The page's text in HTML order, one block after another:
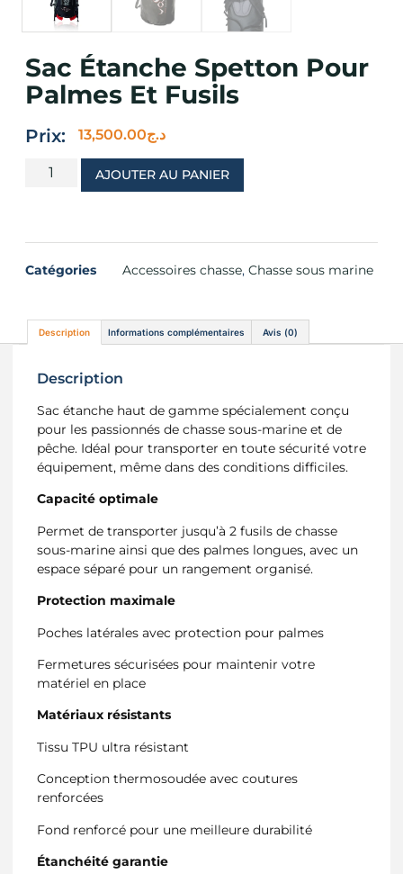
Sac Étanche Spetton Pour
Palmes Et Fusils
Prix: د.ج13,500.00
AJOUTER AU PANIER
Catégories Accessoires chasse, Chasse sous marine
Description Informations complémentaires Avis (0)
Description
Sac étanche haut de gamme spécialement conçu
pour les passionnés de chasse sous-marine et de
pêche. Idéal pour transporter en toute sécurité votre
équipement, même dans des conditions difficiles.
Capacité optimale
Permet de transporter jusqu’à 2 fusils de chasse
sous-marine ainsi que des palmes longues, avec un
espace séparé pour un rangement organisé.
Protection maximale
Poches latérales avec protection pour palmes
Fermetures sécurisées pour maintenir votre
matériel en place
Matériaux résistants
Tissu TPU ultra résistant
Conception thermosoudée avec coutures
renforcées
Fond renforcé pour une meilleure durabilité
Étanchéité garantie